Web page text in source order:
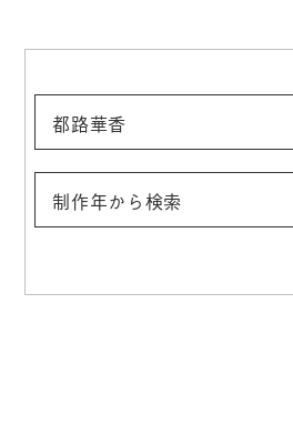
都路華香
浅井忠
伊藤快彦
稲垣稔次郎
入江波光
上村松園
太田喜二郎
太田聴雨
奥村霞城
小合友之助
鹿子木孟郎
神坂雪佳
菊池契月
菊池芳文
北野恒富
北脇昇
（五代）清水六兵衞（六和）
幸野楳嶺
木島桜谷
須田国太郎
竹内栖鳳
建畠大夢
玉城末一
田村宗立
都路華香
土田麦僊
都鳥英喜
富岡鉄斎
冨田溪仙
中村研一
中村大三郎
中村鵬生
西村五雲
西山翠嶂
野長瀬晩花
牧野克次
梥本一洋
村上華岳
安井曽太郎
山崎朝雲
山元春挙
制作年から検索